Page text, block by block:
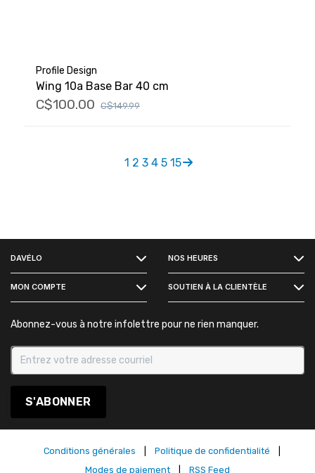
Profile Design
Wing 10a Base Bar 40 cm
C$100.00 C$149.99
1 2 3 4 5 15
DAVÉLO NOS HEURES
MON COMPTE SOUTIEN À LA CLIENTÈLE
Abonnez-vous à notre infolettre pour ne rien manquer.
S'ABONNER
Conditions générales Politique de confidentialité
Modes de paiement
RSS Feed